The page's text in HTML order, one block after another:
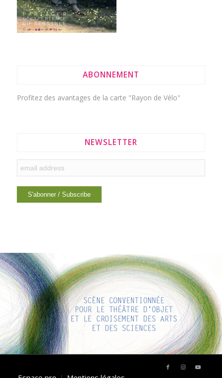
ABONNEMENT
Profitez des avantages de la carte "Rayon de Vélo"
NEWSLETTER
LIENS INTÉRESSANTS
Voici quelques liens intéressants pour vous ! Appréciez votre
séjour :)